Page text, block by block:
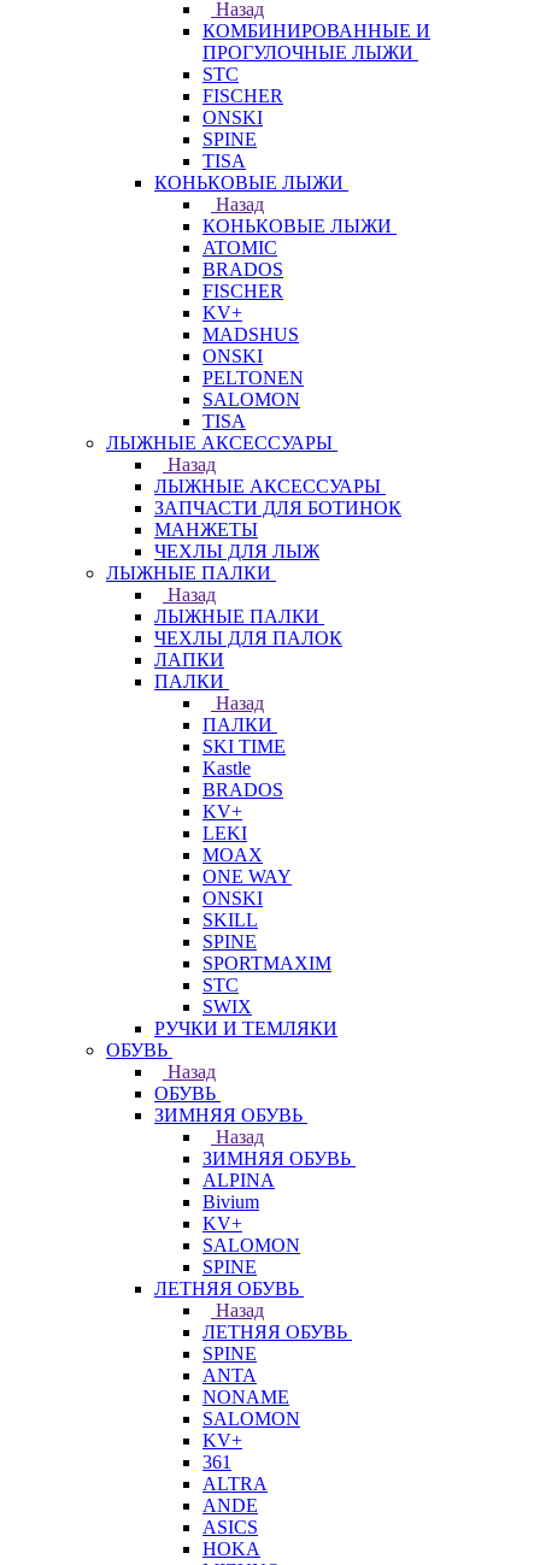
Назад
КОМБИНИРОВАННЫЕ И
ПРОГУЛОЧНЫЕ ЛЫЖИ
STC
FISCHER
ONSKI
SPINE
TISA
КОНЬКОВЫЕ ЛЫЖИ
Назад
КОНЬКОВЫЕ ЛЫЖИ
ATOMIC
BRADOS
FISCHER
KV+
MADSHUS
ONSKI
PELTONEN
SALOMON
TISA
ЛЫЖНЫЕ АКСЕССУАРЫ
Назад
ЛЫЖНЫЕ АКСЕССУАРЫ
ЗАПЧАСТИ ДЛЯ БОТИНОК
МАНЖЕТЫ
ЧЕХЛЫ ДЛЯ ЛЫЖ
ЛЫЖНЫЕ ПАЛКИ
Назад
ЛЫЖНЫЕ ПАЛКИ
ЧЕХЛЫ ДЛЯ ПАЛОК
ЛАПКИ
ПАЛКИ
Назад
ПАЛКИ
SKI TIME
Kastle
BRADOS
KV+
LEKI
MOAX
ONE WAY
ONSKI
SKILL
SPINE
SPORTMAXIM
STC
SWIX
РУЧКИ И ТЕМЛЯКИ
ОБУВЬ
Назад
ОБУВЬ
ЗИМНЯЯ ОБУВЬ
Назад
ЗИМНЯЯ ОБУВЬ
ALPINA
Bivium
KV+
SALOMON
SPINE
ЛЕТНЯЯ ОБУВЬ
Назад
ЛЕТНЯЯ ОБУВЬ
SPINE
ANTA
NONAME
SALOMON
KV+
361
ALTRA
ANDE
ASICS
HOKA